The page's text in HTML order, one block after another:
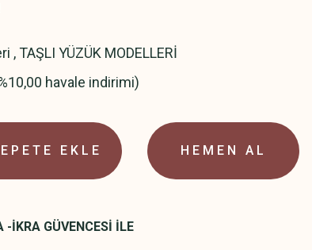
,TAŞLI YÜZÜK MODELLERİ
havale indirimi)
EKLE HEMEN AL
-İKRA GÜVENCESİ İLE